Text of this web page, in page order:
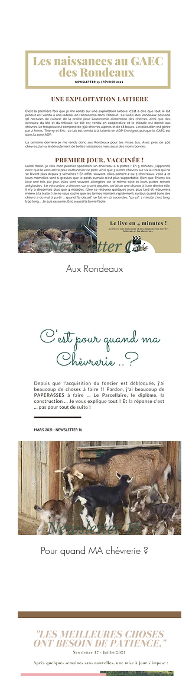
Newsletter 15
Aux Rondeaux
Newsletter 16
Pour quand MA chèvrerie ?